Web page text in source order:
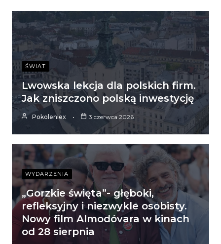
ŚWIAT
Lwowska lekcja dla polskich firm.
Jak zniszczono polską inwestycję
Pokoleniex 3 czerwca 2026
WYDARZENIA
„Gorzkie święta”- głęboki,
refleksyjny i niezwykle osobisty.
Nowy film Almodóvara w kinach
od 28 sierpnia